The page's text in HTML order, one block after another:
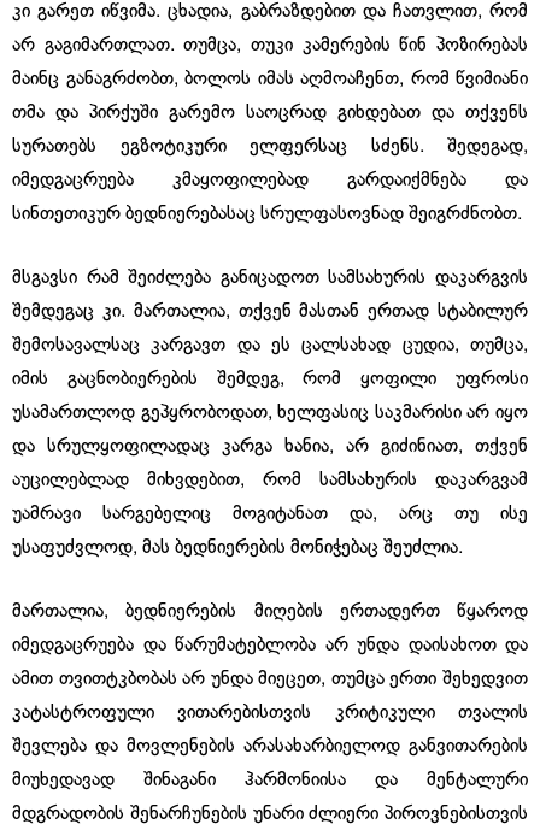
კი გარეთ იწვიმა. ცხადია, გაბრაზდებით და ჩათვლით, რომ
არ გაგიმართლათ. თუმცა, თუკი კამერების წინ პოზირებას
მაინც განაგრძობთ, ბოლოს იმას აღმოაჩენთ, რომ წვიმიანი
თმა და პირქუში გარემო საოცრად გიხდებათ და თქვენს
სურათებს ეგზოტიკური ელფერსაც სძენს. შედეგად,
იმედგაცრუება კმაყოფილებად გარდაიქმნება და
სინთეთიკურ ბედნიერებასაც სრულფასოვნად შეიგრძნობთ.
მსგავსი რამ შეიძლება განიცადოთ სამსახურის დაკარგვის
შემდეგაც კი. მართალია, თქვენ მასთან ერთად სტაბილურ
შემოსავალსაც კარგავთ და ეს ცალსახად ცუდია, თუმცა,
იმის გაცნობიერების შემდეგ, რომ ყოფილი უფროსი
უსამართლოდ გეპყრობოდათ, ხელფასიც საკმარისი არ იყო
და სრულყოფილადაც კარგა ხანია, არ გიძინიათ, თქვენ
აუცილებლად მიხვდებით, რომ სამსახურის დაკარგვამ
უამრავი სარგებელიც მოგიტანათ და, არც თუ ისე
უსაფუძვლოდ, მას ბედნიერების მონიჭებაც შეუძლია.
მართალია, ბედნიერების მიღების ერთადერთ წყაროდ
იმედგაცრუება და წარუმატებლობა არ უნდა დაისახოთ და
ამით თვითტკბობას არ უნდა მიეცეთ, თუმცა ერთი შეხედვით
კატასტროფული ვითარებისთვის კრიტიკული თვალის
შევლება და მოვლენების არასახარბიელოდ განვითარების
მიუხედავად შინაგანი ჰარმონიისა და მენტალური
მდგრადობის შენარჩუნების უნარი ძლიერი პიროვნებისთვის